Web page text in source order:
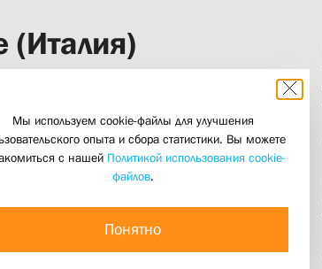
(Италия)
Отец Церкви у истоков
Мы используем cookie-файлы для улучшения
опыта и сбора статистики. Вы можете
с нашей Политикой использования cookie-
файлов.
Понятно